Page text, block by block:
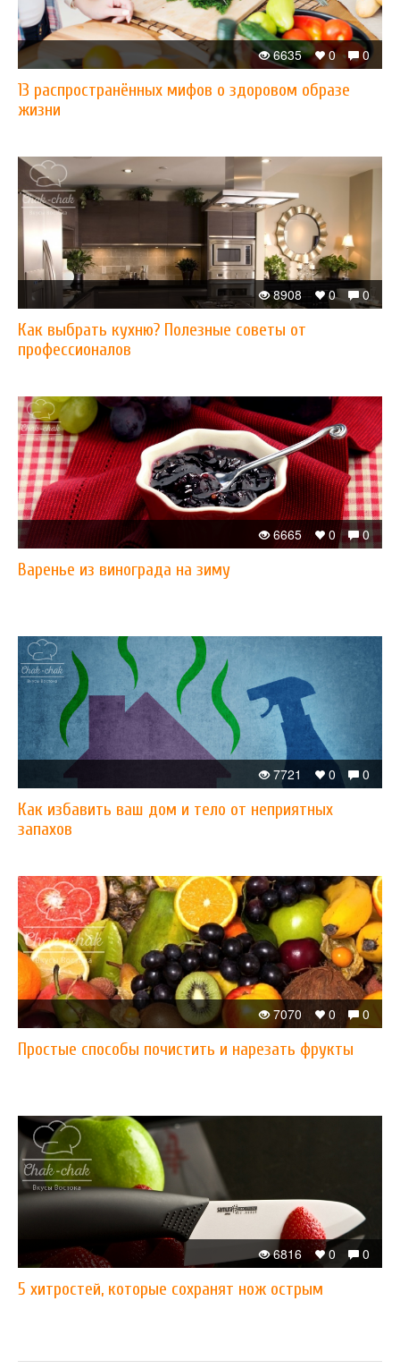
0
0
6635
13 распространённых мифов о здоровом образе
жизни
0
0
8908
Как выбрать кухню? Полезные советы от
профессионалов
0
0
6665
Варенье из винограда на зиму
0
0
7721
Как избавить ваш дом и тело от неприятных
запахов
0
0
7070
Простые способы почистить и нарезать фрукты
0
0
6816
5 хитростей, которые сохранят нож острым